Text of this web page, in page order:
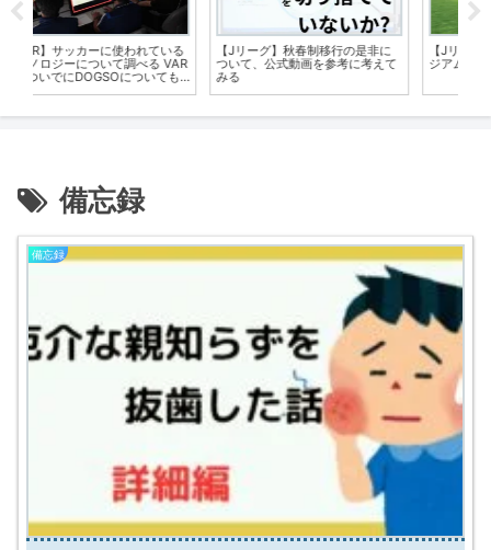
【Jリーグ】全国のサッカースタ
ジアムについて調べる 宮城編
【水どう】新作西表島を観る前
に、過去作の激闘！西表島を振り
備忘録
備忘録